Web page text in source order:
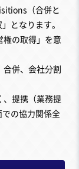
（合併と
となります。
権の取得」を意
併、会社分割
、提携（業務提
の協力関係全